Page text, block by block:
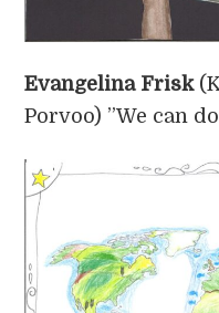
Evangelina Frisk
Porvoo) ”We can